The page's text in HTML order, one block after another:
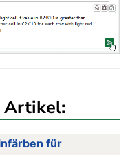
Artikel:
für